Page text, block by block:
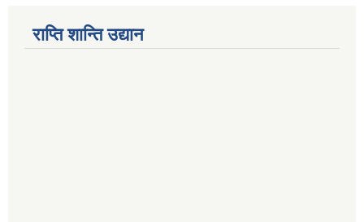
राप्ति शान्ति उद्यान